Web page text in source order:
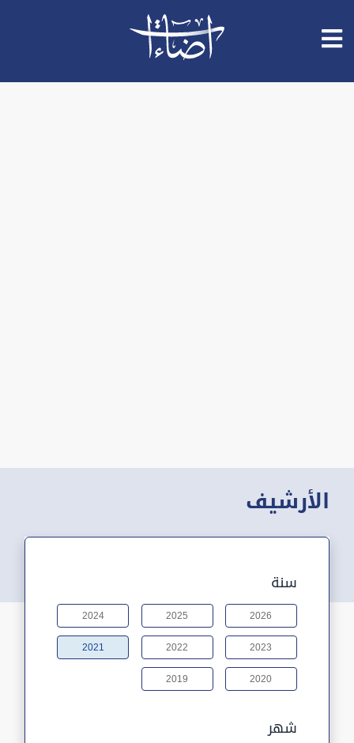
الأرشيف
سنة
2026
2025
2024
2023
2022
2021
2020
2019
شهر